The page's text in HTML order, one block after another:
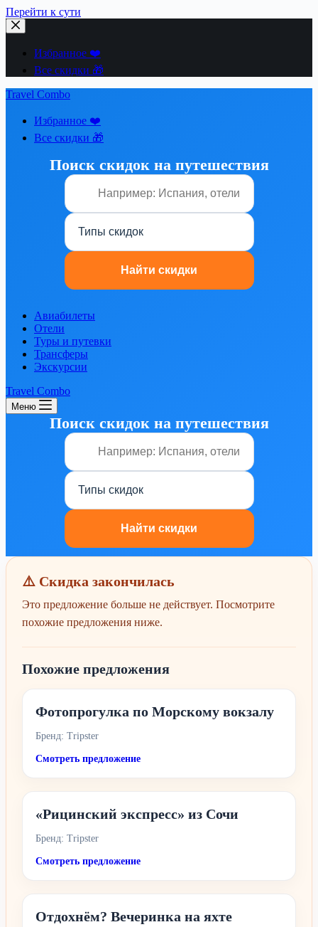
Перейти к сути
Избранное ❤️
Все скидки 🎁
Travel Combo
Избранное ❤️
Все скидки 🎁
Поиск скидок на путешествия
Авиабилеты
Отели
Туры и путевки
Трансферы
Экскурсии
Travel Combo
Меню
Поиск скидок на путешествия
⚠️ Скидка закончилась
Это предложение больше не действует. Посмотрите
похожие предложения ниже.
Похожие предложения
Фотопрогулка по Морскому вокзалу
Бренд: Tripster
Смотреть предложение
«Рицинский экспресс» из Сочи
Бренд: Tripster
Смотреть предложение
Отдохнём? Вечеринка на яхте